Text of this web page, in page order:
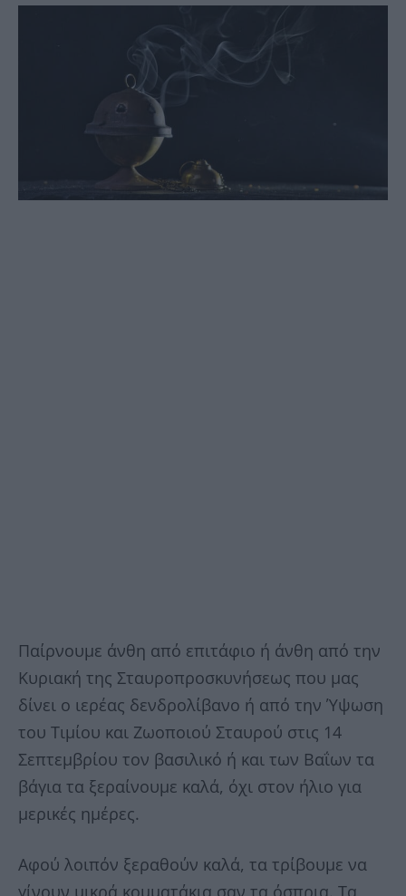
Παίρνουμε άνθη από επιτάφιο ή άνθη από την
Κυριακή της Σταυροπροσκυνήσεως που μας
δίνει ο ιερέας δενδρολίβανο ή από την Ύψωση
του Τιμίου και Ζωοποιού Σταυρού στις 14
Σεπτεμβρίου τον βασιλικό ή και των Βαΐων τα
βάγια τα ξεραίνουμε καλά, όχι στον ήλιο για
μερικές ημέρες.
Αφού λοιπόν ξεραθούν καλά, τα τρίβουμε να
γίνουν μικρά κομματάκια σαν τα όσπρια. Τα